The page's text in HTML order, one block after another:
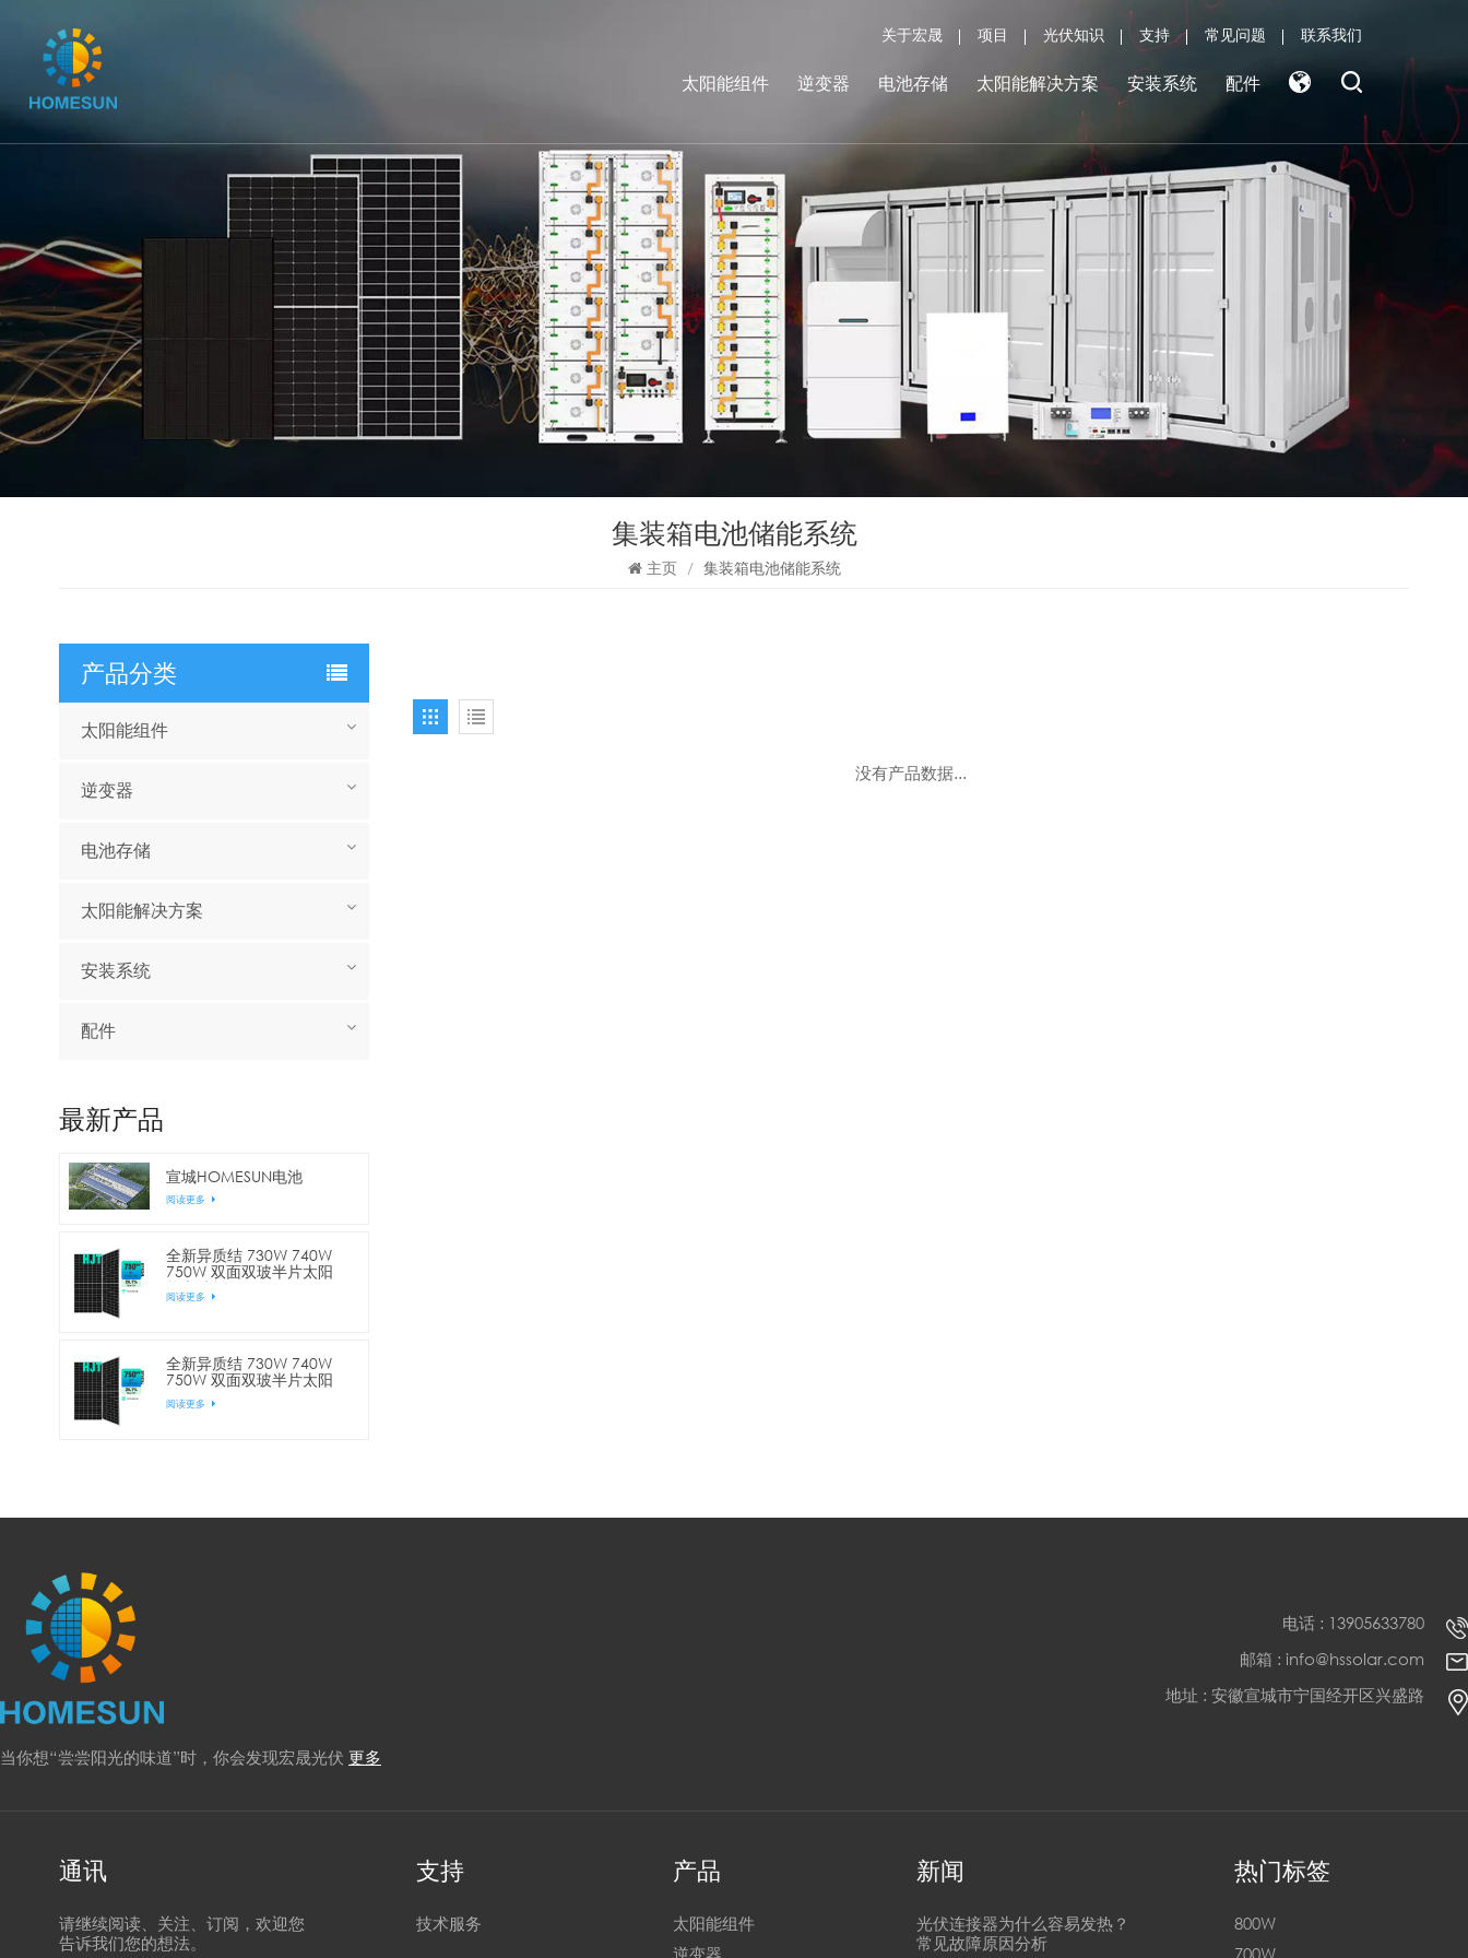
关于宏晟 项目 光伏知识 支持 常见问题 联系我们
太阳能组件 逆变器 电池存储 太阳能解决方案 安装系统 配件
集装箱电池储能系统
主页 / 集装箱电池储能系统
没有产品数据...
产品分类
太阳能组件
逆变器
电池存储
太阳能解决方案
安装系统
配件
最新产品
宣城HOMESUN电池
阅读更多
全新异质结 730W 740W
750W 双面双玻半片太阳
能电池板
阅读更多
全新异质结 730W 740W
750W 双面双玻半片太阳
能电池板
阅读更多
当你想“尝尝阳光的味道”时，你会发现宏晟光伏 更多
电话 : 13905633780
邮箱 : info@hssolar.com
地址 : 安徽宣城市宁国经开区兴盛路
通讯
请继续阅读、关注、订阅，欢迎您
告诉我们您的想法。
支持
技术服务
产品
太阳能组件
新闻
光伏连接器为什么容易发热？
常见故障原因分析
热门标签
800W